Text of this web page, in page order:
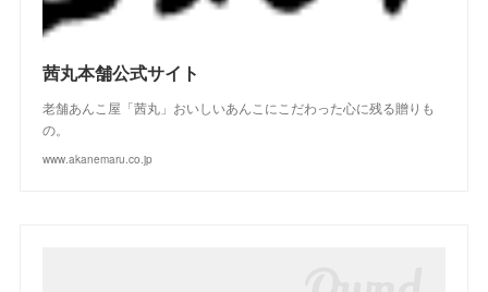
茜丸本舗公式サイト
老舗あんこ屋「茜丸」おいしいあんこにこだわった心に残る贈りも
の。
www.akanemaru.co.jp